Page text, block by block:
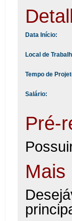
Data Início:
Local de
Tempo de
Salário:
Pré-
Mais